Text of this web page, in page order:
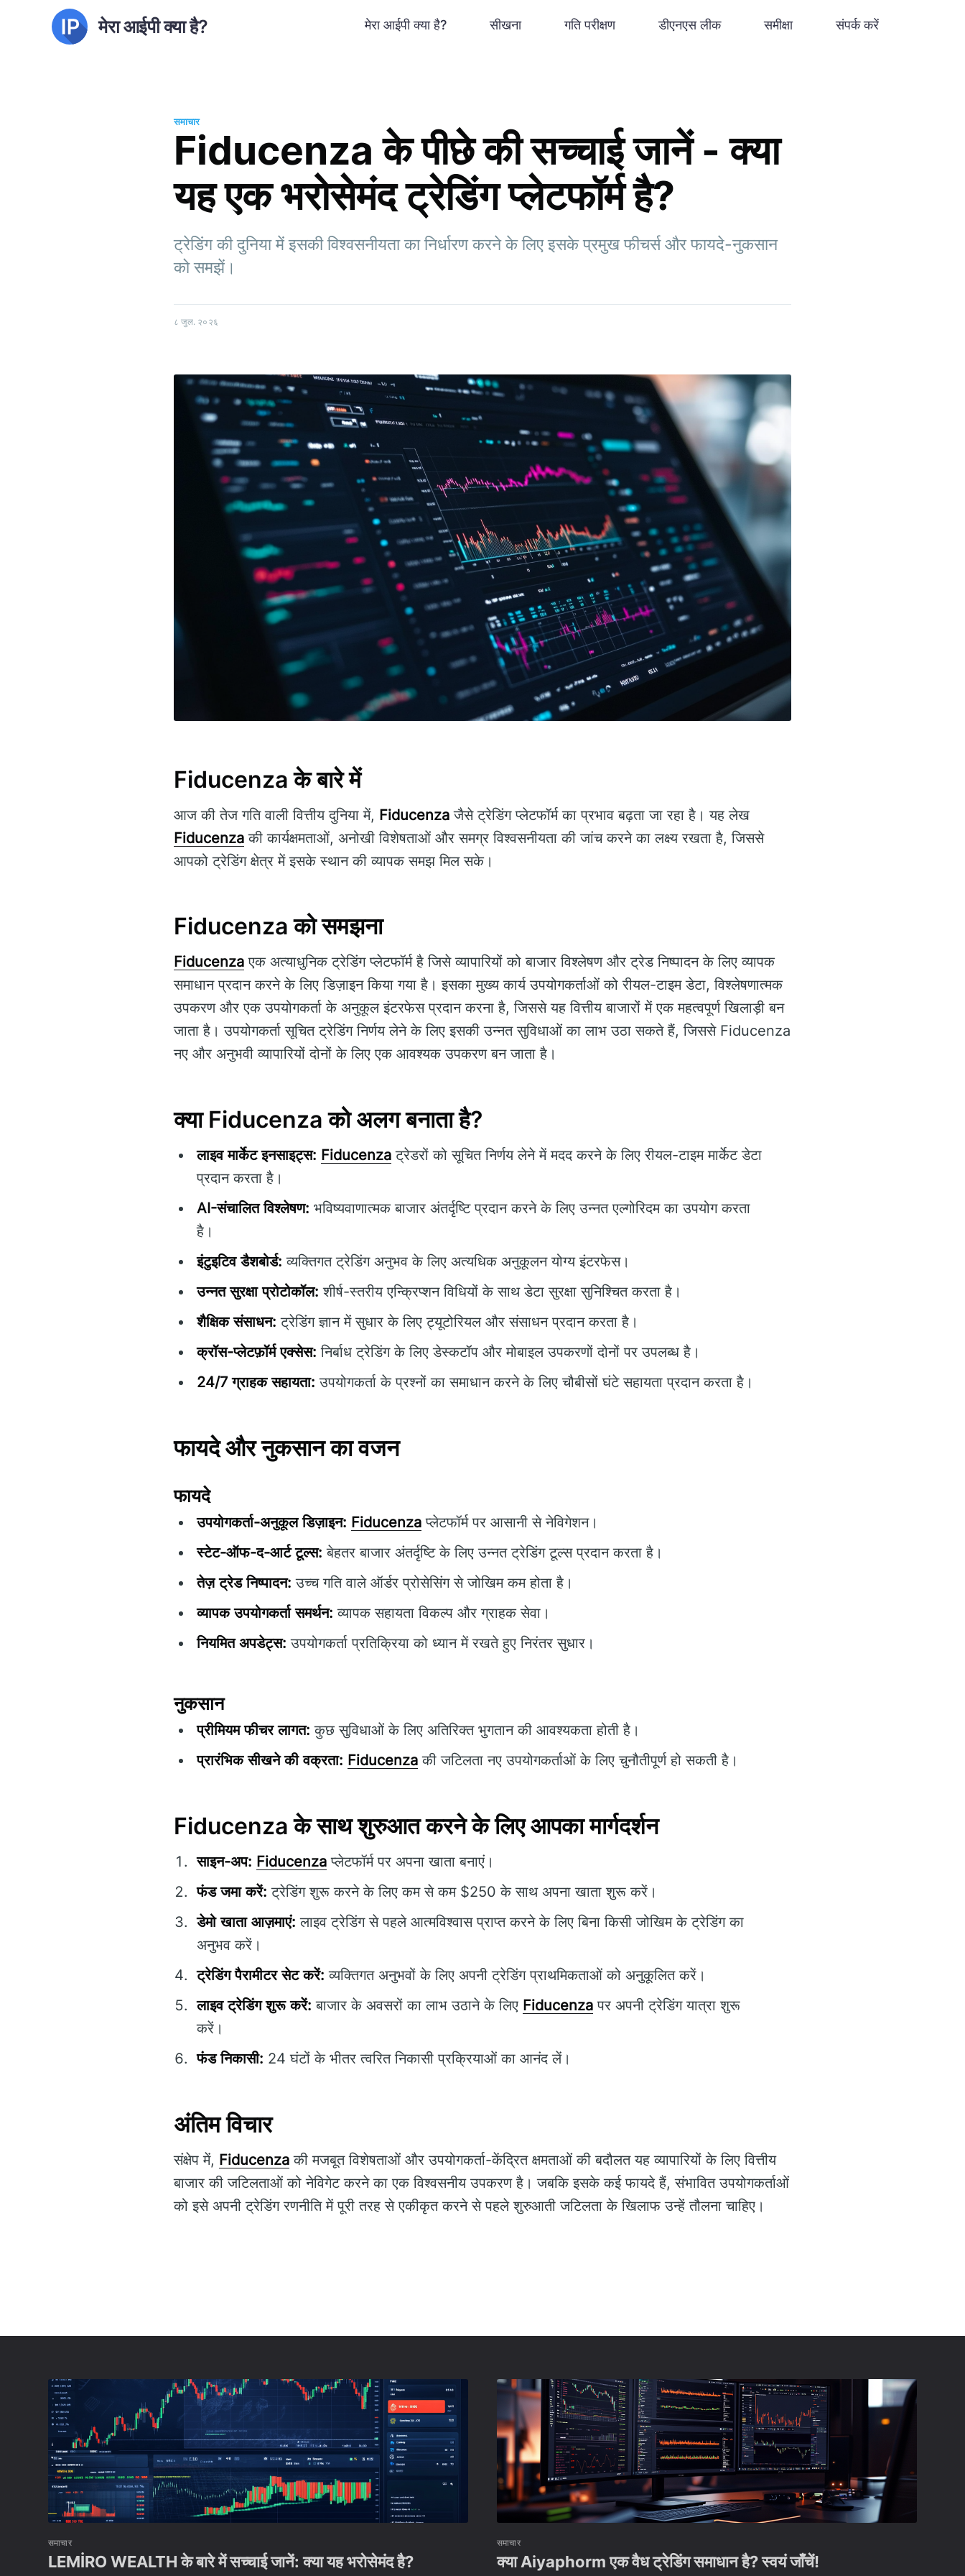
मेरा आईपी क्या है? मेरा आईपी क्या है? सीखना गति परीक्षण डीएनएस लीक समीक्षा संपर्क करें
समाचार
Fiducenza के पीछे की सच्चाई जानें - क्या
यह एक भरोसेमंद ट्रेडिंग प्लेटफॉर्म है?
ट्रेडिंग की दुनिया में इसकी विश्वसनीयता का निर्धारण करने के लिए इसके प्रमुख फीचर्स और फायदे-नुकसान
को समझें।
८ जुल. २०२६
Fiducenza के बारे में
आज की तेज गति वाली वित्तीय दुनिया में, Fiducenza जैसे ट्रेडिंग प्लेटफॉर्म का प्रभाव बढ़ता जा रहा है। यह लेख
Fiducenza की कार्यक्षमताओं, अनोखी विशेषताओं और समग्र विश्वसनीयता की जांच करने का लक्ष्य रखता है, जिससे
आपको ट्रेडिंग क्षेत्र में इसके स्थान की व्यापक समझ मिल सके।
Fiducenza को समझना
Fiducenza एक अत्याधुनिक ट्रेडिंग प्लेटफॉर्म है जिसे व्यापारियों को बाजार विश्लेषण और ट्रेड निष्पादन के लिए व्यापक
समाधान प्रदान करने के लिए डिज़ाइन किया गया है। इसका मुख्य कार्य उपयोगकर्ताओं को रीयल-टाइम डेटा, विश्लेषणात्मक
उपकरण और एक उपयोगकर्ता के अनुकूल इंटरफेस प्रदान करना है, जिससे यह वित्तीय बाजारों में एक महत्वपूर्ण खिलाड़ी बन
जाता है। उपयोगकर्ता सूचित ट्रेडिंग निर्णय लेने के लिए इसकी उन्नत सुविधाओं का लाभ उठा सकते हैं, जिससे Fiducenza
नए और अनुभवी व्यापारियों दोनों के लिए एक आवश्यक उपकरण बन जाता है।
क्या Fiducenza को अलग बनाता है?
लाइव मार्केट इनसाइट्स: Fiducenza ट्रेडरों को सूचित निर्णय लेने में मदद करने के लिए रीयल-टाइम मार्केट डेटा
प्रदान करता है।
AI-संचालित विश्लेषण: भविष्यवाणात्मक बाजार अंतर्दृष्टि प्रदान करने के लिए उन्नत एल्गोरिदम का उपयोग करता
है।
इंटुइटिव डैशबोर्ड: व्यक्तिगत ट्रेडिंग अनुभव के लिए अत्यधिक अनुकूलन योग्य इंटरफेस।
उन्नत सुरक्षा प्रोटोकॉल: शीर्ष-स्तरीय एन्क्रिप्शन विधियों के साथ डेटा सुरक्षा सुनिश्चित करता है।
शैक्षिक संसाधन: ट्रेडिंग ज्ञान में सुधार के लिए ट्यूटोरियल और संसाधन प्रदान करता है।
क्रॉस-प्लेटफ़ॉर्म एक्सेस: निर्बाध ट्रेडिंग के लिए डेस्कटॉप और मोबाइल उपकरणों दोनों पर उपलब्ध है।
24/7 ग्राहक सहायता: उपयोगकर्ता के प्रश्नों का समाधान करने के लिए चौबीसों घंटे सहायता प्रदान करता है।
फायदे और नुकसान का वजन
फायदे
उपयोगकर्ता-अनुकूल डिज़ाइन: Fiducenza प्लेटफॉर्म पर आसानी से नेविगेशन।
स्टेट-ऑफ-द-आर्ट टूल्स: बेहतर बाजार अंतर्दृष्टि के लिए उन्नत ट्रेडिंग टूल्स प्रदान करता है।
तेज़ ट्रेड निष्पादन: उच्च गति वाले ऑर्डर प्रोसेसिंग से जोखिम कम होता है।
व्यापक उपयोगकर्ता समर्थन: व्यापक सहायता विकल्प और ग्राहक सेवा।
नियमित अपडेट्स: उपयोगकर्ता प्रतिक्रिया को ध्यान में रखते हुए निरंतर सुधार।
नुकसान
प्रीमियम फीचर लागत: कुछ सुविधाओं के लिए अतिरिक्त भुगतान की आवश्यकता होती है।
प्रारंभिक सीखने की वक्रता: Fiducenza की जटिलता नए उपयोगकर्ताओं के लिए चुनौतीपूर्ण हो सकती है।
Fiducenza के साथ शुरुआत करने के लिए आपका मार्गदर्शन
साइन-अप: Fiducenza प्लेटफॉर्म पर अपना खाता बनाएं।
फंड जमा करें: ट्रेडिंग शुरू करने के लिए कम से कम $250 के साथ अपना खाता शुरू करें।
डेमो खाता आज़माएं: लाइव ट्रेडिंग से पहले आत्मविश्वास प्राप्त करने के लिए बिना किसी जोखिम के ट्रेडिंग का
अनुभव करें।
ट्रेडिंग पैरामीटर सेट करें: व्यक्तिगत अनुभवों के लिए अपनी ट्रेडिंग प्राथमिकताओं को अनुकूलित करें।
लाइव ट्रेडिंग शुरू करें: बाजार के अवसरों का लाभ उठाने के लिए Fiducenza पर अपनी ट्रेडिंग यात्रा शुरू
करें।
फंड निकासी: 24 घंटों के भीतर त्वरित निकासी प्रक्रियाओं का आनंद लें।
अंतिम विचार
संक्षेप में, Fiducenza की मजबूत विशेषताओं और उपयोगकर्ता-केंद्रित क्षमताओं की बदौलत यह व्यापारियों के लिए वित्तीय
बाजार की जटिलताओं को नेविगेट करने का एक विश्वसनीय उपकरण है। जबकि इसके कई फायदे हैं, संभावित उपयोगकर्ताओं
को इसे अपनी ट्रेडिंग रणनीति में पूरी तरह से एकीकृत करने से पहले शुरुआती जटिलता के खिलाफ उन्हें तौलना चाहिए।
समाचार
LEMİRO WEALTH के बारे में सच्चाई जानें: क्या यह भरोसेमंद है?
समाचार
क्या Aiyaphorm एक वैध ट्रेडिंग समाधान है? स्वयं जाँचें!